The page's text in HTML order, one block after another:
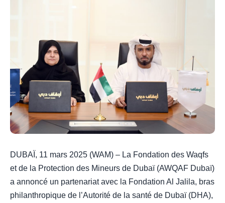
DUBAÏ, 11 mars 2025 (WAM) – La Fondation des Waqfs
et de la Protection des Mineurs de Dubaï (AWQAF Dubaï)
a annoncé un partenariat avec la Fondation Al Jalila, bras
philanthropique de l’Autorité de la santé de Dubaï (DHA),